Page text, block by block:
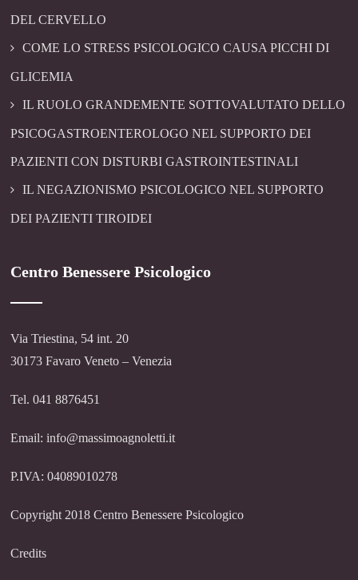
DEL CERVELLO
COME LO STRESS PSICOLOGICO CAUSA PICCHI DI
GLICEMIA
IL RUOLO GRANDEMENTE SOTTOVALUTATO DELLO
PSICOGASTROENTEROLOGO NEL SUPPORTO DEI
PAZIENTI CON DISTURBI GASTROINTESTINALI
IL NEGAZIONISMO PSICOLOGICO NEL SUPPORTO
DEI PAZIENTI TIROIDEI
Centro Benessere Psicologico
Via Triestina, 54 int. 20
30173 Favaro Veneto – Venezia
Tel. 041 8876451
Email: info@massimoagnoletti.it
P.IVA: 04089010278
Copyright 2018 Centro Benessere Psicologico
Credits